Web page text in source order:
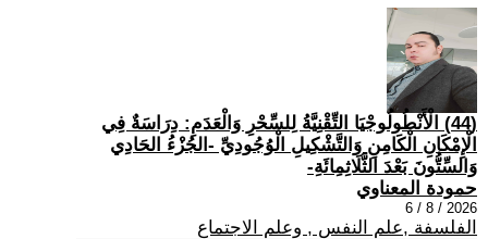
(44) الْأَنْطُولُوجْيَا التِّقْنِيَّةُ لِلسِّحْرِ وَالْعَدَمِ: دِرَاسَةٌ فِي
الْإِمْكَانِ الْكَامِنِ وَالتَّشْكِيلِ الْوُجُودِيِّ -الجُزْءُ الحَادِي
وَالسِّتُّونَ بَعْدَ الثَّلَاثِمِائَةِ-
حمودة المعناوي
2026 / 8 / 6
الفلسفة ,علم النفس , وعلم الاجتماع